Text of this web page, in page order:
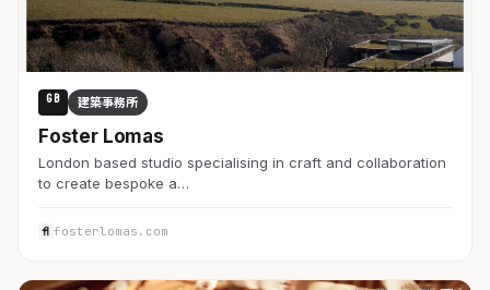
GB 建築事務所
Foster Lomas
London based studio specialising in craft and collaboration
to create bespoke a…
fosterlomas.com